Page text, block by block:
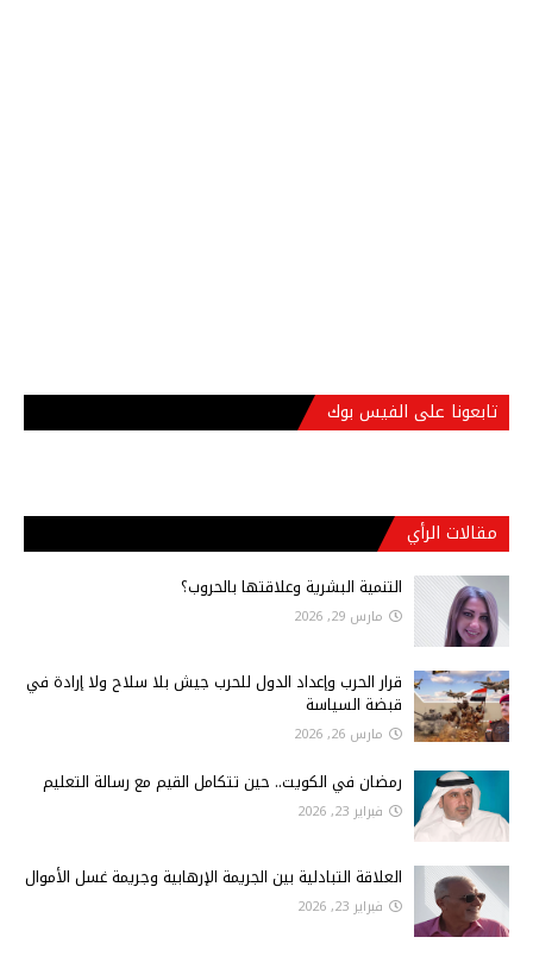
تابعونا على الفيس بوك
مقالات الرأي
التنمية البشرية وعلاقتها بالحروب؟
مارس 29, 2026
قرار الحرب وإعداد الدول للحرب جيش بلا سلاح ولا إرادة في
قبضة السياسة
مارس 26, 2026
رمضان في الكويت.. حين تتكامل القيم مع رسالة التعليم
فبراير 23, 2026
العلاقة التبادلية بين الجريمة الإرهابية وجريمة غسل الأموال
فبراير 23, 2026